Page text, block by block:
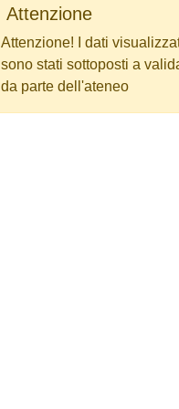
Attenzione
Attenzione! I dati
sono stati sottoposti a
da parte dell'ateneo